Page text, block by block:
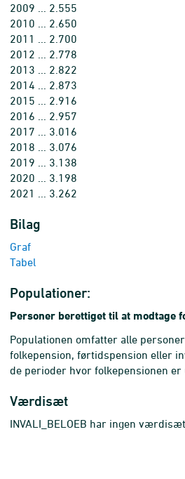
2009 ... 2.555
2010 ... 2.650
2011 ... 2.700
2012 ... 2.778
2013 ... 2.822
2014 ... 2.873
2015 ... 2.916
2016 ... 2.957
2017 ... 3.016
2018 ... 3.076
2019 ... 3.138
2020 ... 3.198
2021 ... 3.262
Bilag
Graf
Tabel
Populationer:
Personer berettiget til at modtage
Populationen omfatter alle
folkepension, førtidspension eller
de perioder hvor folkepensionen er
Værdisæt
INVALI_BELOEB har ingen værdisæt